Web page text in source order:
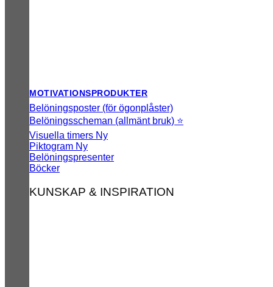
MOTIVATIONSPRODUKTER
Belöningsposter (för ögonplåster)
Belöningsscheman (allmänt bruk) ⭐
Visuella timers
Piktogram
Belöningspresenter
Böcker
KUNSKAP & INSPIRATION